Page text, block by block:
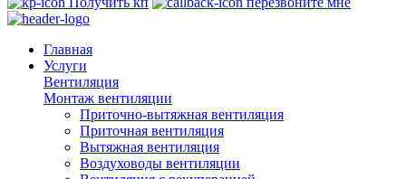
Главная
Услуги
Вентиляция
Монтаж вентиляции
Приточно-вытяжная вентиляция
Приточная вентиляция
Вытяжная вентиляция
Воздуховоды вентиляции